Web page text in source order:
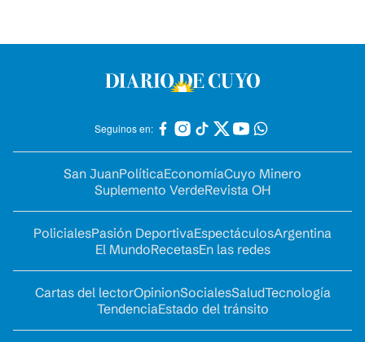
Seguinos en:
San JuanPolíticaEconomíaCuyo Minero
Suplemento VerdeRevista OH
PolicialesPasión DeportivaEspectáculosArgentina
El MundoRecetasEn las redes
Cartas del lectorOpinionSocialesSaludTecnología
TendenciaEstado del tránsito